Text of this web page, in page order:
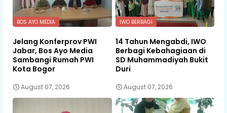
BOS AYO MEDIA
Jelang Konferprov PWI
Jabar, Bos Ayo Media
Sambangi Rumah PWI
Kota Bogor
August 07, 2026
IWO BERBAGI
14 Tahun Mengabdi, IWO
Berbagi Kebahagiaan di
SD Muhammadiyah Bukit
Duri
August 07, 2026